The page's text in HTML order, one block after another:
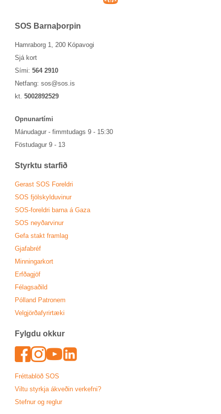
SOS Barna­þorp­in
Hamraborg 1, 200 Kópavogi
Sjá kort
Sími: 564 2910
Netfang: sos@sos.is
kt. 5002892529
Opn­un­ar­tími
Mánu­dag­ur - fimmtu­dags 9 - 15:30
Föstu­dag­ur 9 - 13
Styrktu starf­ið
Ger­ast SOS For­eldri
SOS fjöl­skyldu­vin­ur
SOS-for­eldri barna á Gaza
SOS neyð­ar­vin­ur
Gefa stakt fram­lag
Gjafa­bréf
Minn­ing­ar­kort
Erfða­gjöf
Fé­lags­að­ild
Pól­land Patronem
Vel­gjörða­fyr­ir­tæki
Fylgdu okk­ur
Face­book
In­sta­gram
Youtu­be
Lin­ked­In
Frétta­blöð SOS
Viltu styrkja ákveð­in verk­efni?
Stefn­ur og regl­ur